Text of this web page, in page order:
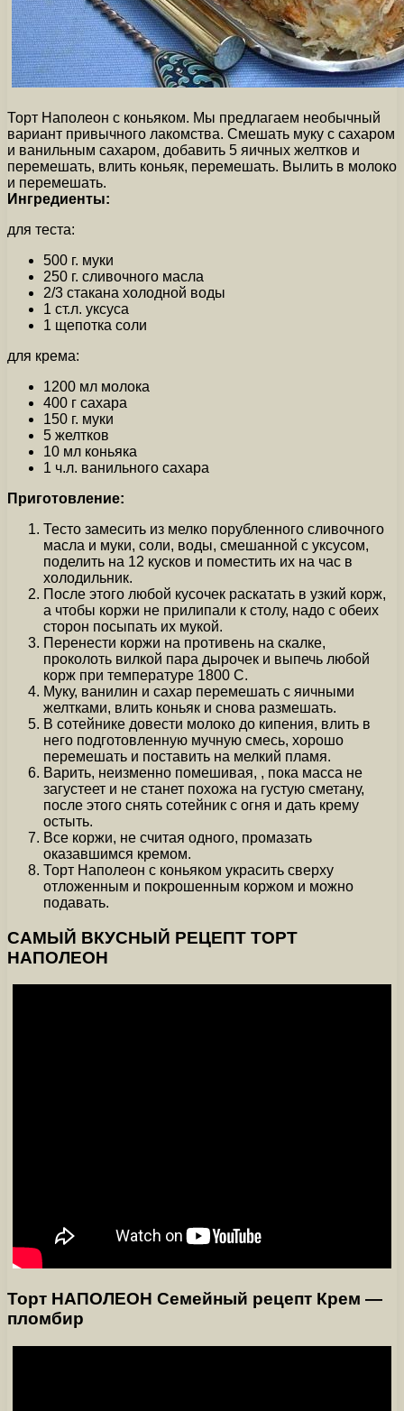
Торт Наполеон с коньяком. Мы предлагаем необычный
вариант привычного лакомства. Смешать муку с сахаром
и ванильным сахаром, добавить 5 яичных желтков и
перемешать, влить коньяк, перемешать. Вылить в молоко
и перемешать.
Ингредиенты:
для теста:
500 г. муки
250 г. сливочного масла
2/3 стакана холодной воды
1 ст.л. уксуса
1 щепотка соли
для крема:
1200 мл молока
400 г сахара
150 г. муки
5 желтков
10 мл коньяка
1 ч.л. ванильного сахара
Приготовление:
Тесто замесить из мелко порубленного сливочного
масла и муки, соли, воды, смешанной с уксусом,
поделить на 12 кусков и поместить их на час в
холодильник.
После этого любой кусочек раскатать в узкий корж,
а чтобы коржи не прилипали к столу, надо с обеих
сторон посыпать их мукой.
Перенести коржи на противень на скалке,
проколоть вилкой пара дырочек и выпечь любой
корж при температуре 1800 С.
Муку, ванилин и сахар перемешать с яичными
желтками, влить коньяк и снова размешать.
В сотейнике довести молоко до кипения, влить в
него подготовленную мучную смесь, хорошо
перемешать и поставить на мелкий пламя.
Варить, неизменно помешивая, , пока масса не
загустеет и не станет похожа на густую сметану,
после этого снять сотейник с огня и дать крему
остыть.
Все коржи, не считая одного, промазать
оказавшимся кремом.
Торт Наполеон с коньяком украсить сверху
отложенным и покрошенным коржом и можно
подавать.
САМЫЙ ВКУСНЫЙ РЕЦЕПТ ТОРТ
НАПОЛЕОН
Торт НАПОЛЕОН Семейный рецепт Крем —
пломбир